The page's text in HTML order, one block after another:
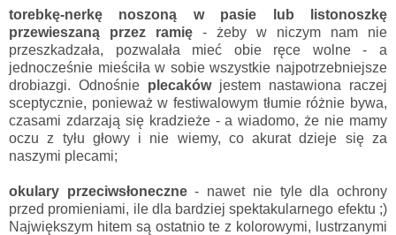
torebkę-nerkę noszoną w pasie lub listonoszkę
przewieszaną przez ramię - żeby w niczym nam nie
przeszkadzała, pozwalała mieć obie ręce wolne - a
jednocześnie mieściła w sobie wszystkie najpotrzebniejsze
drobiazgi. Odnośnie plecakówjestem nastawiona raczej
sceptycznie, ponieważ w festiwalowym tłumie różnie bywa,
czasami zdarzają się kradzieże - a wiadomo, że nie mamy
oczu z tyłu głowy i nie wiemy, co akurat dzieje się za
naszymi plecami;
okulary przeciwsłoneczne- nawet nie tyle dla ochrony
przed promieniami, ile dla bardziej spektakularnego efektu ;)
Największym hitem są ostatnio te z kolorowymi, lustrzanymi